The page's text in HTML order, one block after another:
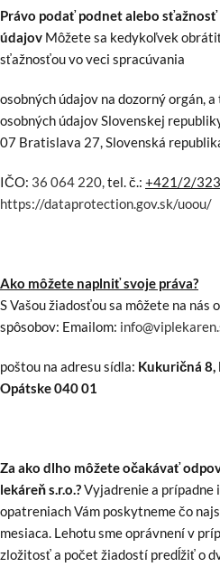
Právo podať podnet alebo
údajov Môžete sa kedykoľvek
sťažnosťou vo veci spracúvania
osobných údajov na dozorný orgán,
osobných údajov Slovenskej
07 Bratislava 27, Slovenská
IČO: 36 064 220,tel. č.: +421/2/
https://dataprotection.gov.sk/uoou/
Ako môžete naplniť svoje práva?
S Vašou žiadosťou sa môžete na
spôsobov: Emailom:
poštou na adresu sídla: Kukuričná 8,
Opátske 040 01
Za ako dlho môžete očakávať
lekáreň s.r.o.?Vyjadrenie a
opatreniach Vám poskytneme čo
mesiaca. Lehotu sme oprávnení v
zložitosť a počet žiadostí predĺžiť o